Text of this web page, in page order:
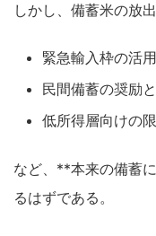
しかし、備蓄米の放
緊急輸入枠の活用
民間備蓄の奨励
低所得層向けの
など、**本来の備蓄
るはずである。